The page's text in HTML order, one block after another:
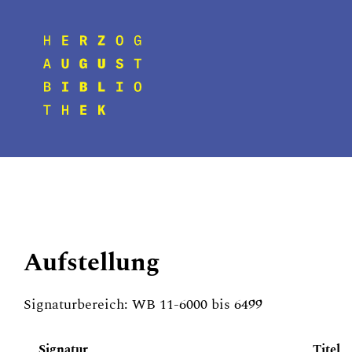
Aufstellung
Signaturbereich: WB 11-6000 bis 6499